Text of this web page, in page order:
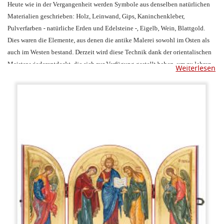
Heute wie in der Vergangenheit werden Symbole aus denselben natürlichen
Materialien geschrieben: Holz, Leinwand, Gips, Kaninchenkleber,
Pulverfarben - natürliche Erden und Edelsteine ​​-, Eigelb, Wein, Blattgold.
Dies waren die Elemente, aus denen die antike Malerei sowohl im Osten als
auch im Westen bestand. Derzeit wird diese Technik dank der orientalischen
Meister wiederentdeckt, die sich zur Verfügung gestellt haben, um zu lehren,
sind und daher weder Leben noch Licht enthalten. Dies sind im Wesentlichen
die Gründe, warum die alte Kunst der Ikonen uns nach den Restaurierungen
des letzten halben Jahrhunderts Meisterwerke gezeigt hat, die noch intakt
sind, wie sie waren, als sie gemalt wurden. Die Güte der verwendeten Zutaten
hat es diesen Gemälden ermöglicht, über die Jahrhunderte zu halten und das
in ihnen vorhandene materialisierte Licht unverändert zu lassen.
Weiterlesen